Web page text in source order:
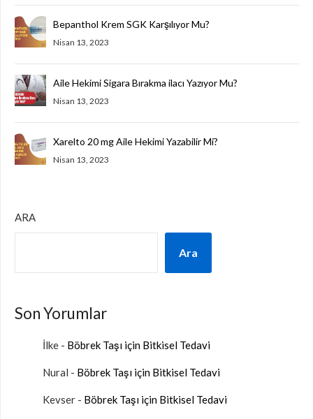
Bepanthol Krem SGK Karşılıyor Mu?
Nisan 13, 2023
Aile Hekimi Sigara Bırakma ilacı Yazıyor Mu?
Nisan 13, 2023
Xarelto 20 mg Aile Hekimi Yazabilir Mi?
Nisan 13, 2023
ARA
Ara
Son Yorumlar
İlke - Böbrek Taşı için Bitkisel Tedavi
Nural - Böbrek Taşı için Bitkisel Tedavi
Kevser - Böbrek Taşı için Bitkisel Tedavi